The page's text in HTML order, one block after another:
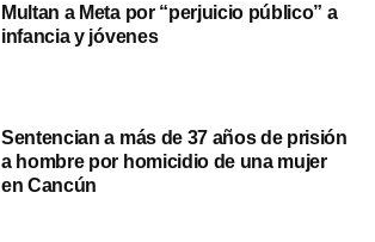
Multan a Meta por “perjuicio público” a
infancia y jóvenes
Sentencian a más de 37 años de prisión
a hombre por homicidio de una mujer
en Cancún